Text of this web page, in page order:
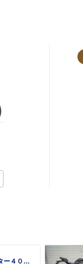
エリミネーター４００ＳＥ